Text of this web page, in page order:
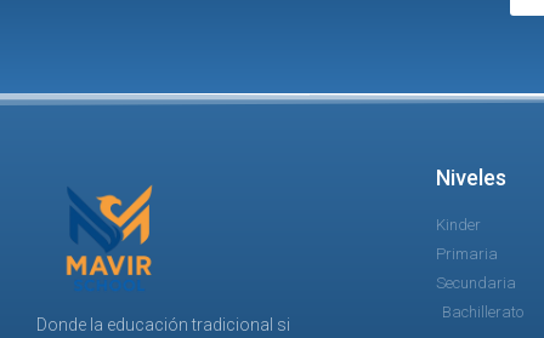
Donde la educación tradicional si
Niveles
Kinder
Primaria
Secundaria
Bachillerato